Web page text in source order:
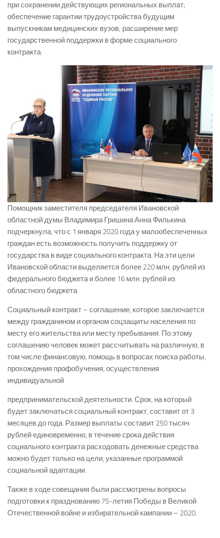
при сохранении действующих региональных выплат;
обеспечение гарантии трудоустройства будущим
выпускникам медицинских вузов; расширение мер
государственной поддержки в форме социального
контракта.
Помощник заместителя председателя Ивановской
областной думы Владимира Гришина Анна Филькина
подчеркнула, что с 1 января 2020 года у малообеспеченных
граждан есть возможность получить поддержку от
государства в виде социального контракта. На эти цели
Ивановской области выделяется более 220 млн. рублей из
федерального бюджета и более 16 млн. рублей из
областного бюджета.
Социальный контракт – соглашение, которое заключается
между гражданином и органом соцзащиты населения по
месту его жительства или месту пребывания. По этому
соглашению человек может рассчитывать на различную, в
том числе финансовую, помощь в вопросах поиска работы,
прохождения профобучения, осуществления
индивидуальной
предпринимательской деятельности. Срок, на который
будет заключаться социальный контракт, составит от 3
месяцев до года. Размер выплаты составит 250 тысяч
рублей единовременно, в течение срока действия
социального контракта расходовать денежные средства
можно будет только на цели, указанные программой
социальной адаптации.
Также в ходе совещания были рассмотрены вопросы
подготовки к празднованию 75-летия Победы в Великой
Отечественной войне и избирательной кампании – 2020.